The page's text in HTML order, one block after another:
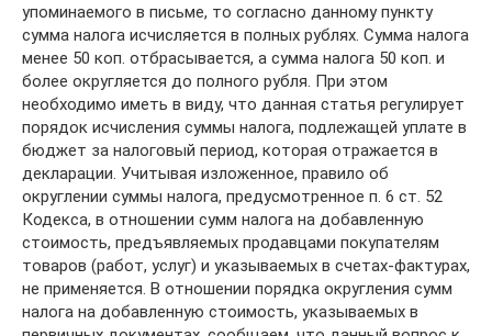
упоминаемого в письме, то согласно данному пункту
сумма налога исчисляется в полных рублях. Сумма налога
менее 50 коп. отбрасывается, а сумма налога 50 коп. и
более округляется до полного рубля. При этом
необходимо иметь в виду, что данная статья регулирует
порядок исчисления суммы налога, подлежащей уплате в
бюджет за налоговый период, которая отражается в
декларации. Учитывая изложенное, правило об
округлении суммы налога, предусмотренное п. 6 ст. 52
Кодекса, в отношении сумм налога на добавленную
стоимость, предъявляемых продавцами покупателям
товаров (работ, услуг) и указываемых в счетах-фактурах,
не применяется. В отношении порядка округления сумм
налога на добавленную стоимость, указываемых в